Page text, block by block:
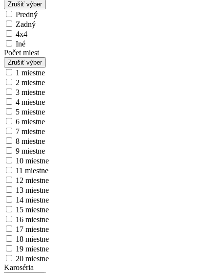
Zrušiť výber
Predný
Zadný
4x4
Iné
Počet miest
Zrušiť výber
1 miestne
2 miestne
3 miestne
4 miestne
5 miestne
6 miestne
7 miestne
8 miestne
9 miestne
10 miestne
11 miestne
12 miestne
13 miestne
14 miestne
15 miestne
16 miestne
17 miestne
18 miestne
19 miestne
20 miestne
Karoséria